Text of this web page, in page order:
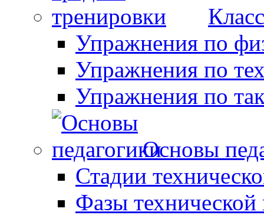
Упражнения по
Упражнения по
Упражнения по
Основы
Стадии
Фазы технической